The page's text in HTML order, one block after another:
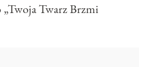
Twarz Brzmi